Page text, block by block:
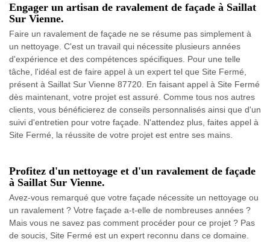
Engager un artisan de ravalement de façade à Saillat
Sur Vienne.
Faire un ravalement de façade ne se résume pas simplement à
un nettoyage. C'est un travail qui nécessite plusieurs années
d'expérience et des compétences spécifiques. Pour une telle
tâche, l'idéal est de faire appel à un expert tel que Site Fermé,
présent à Saillat Sur Vienne 87720. En faisant appel à Site Fermé
dès maintenant, votre projet est assuré. Comme tous nos autres
clients, vous bénéficierez de conseils personnalisés ainsi que d'un
suivi d'entretien pour votre façade. N'attendez plus, faites appel à
Site Fermé, la réussite de votre projet est entre ses mains.
Profitez d'un nettoyage et d'un ravalement de façade
à Saillat Sur Vienne.
Avez-vous remarqué que votre façade nécessite un nettoyage ou
un ravalement ? Votre façade a-t-elle de nombreuses années ?
Mais vous ne savez pas comment procéder pour ce projet ? Pas
de soucis, Site Fermé est un expert reconnu dans ce domaine.